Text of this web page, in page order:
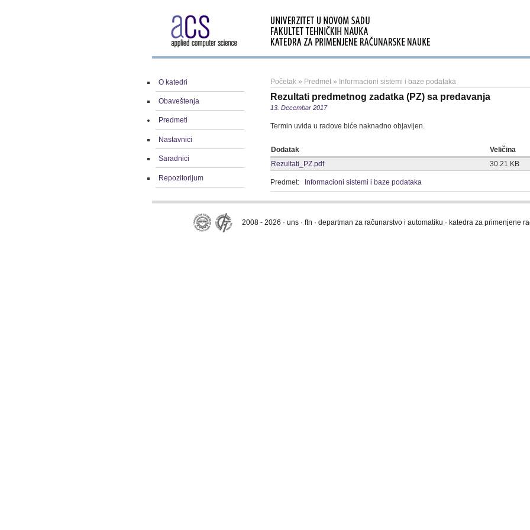
O katedri
Obaveštenja
Predmeti
Nastavnici
Saradnici
Repozitorijum
Početak » Predmet » Informacioni sistemi i baze podataka
Rezultati predmetnog zadatka (PZ) sa predavanja
13. Decembar 2017
Termin uvida u radove biće naknadno objavljen.
Dodatak
Veličina
Rezultati_PZ.pdf
30.21 KB
Predmet: Informacioni sistemi i baze podataka
2008 - 2026 · uns · ftn · departman za računarstvo i automatiku · katedra za primenjene